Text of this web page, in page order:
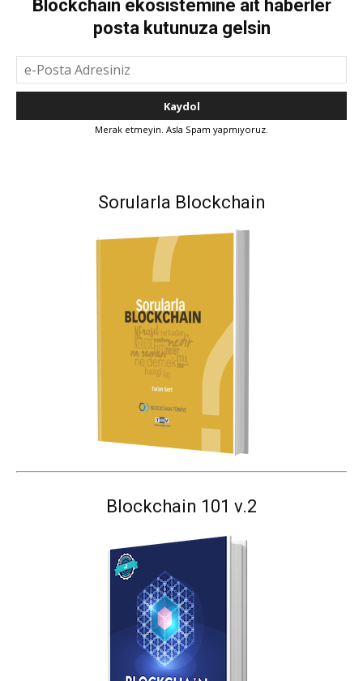
Blockchain ekosistemine ait haberler
posta kutunuza gelsin
Merak etmeyin. Asla Spam yapmıyoruz.
Sorularla Blockchain
Blockchain 101 v.2